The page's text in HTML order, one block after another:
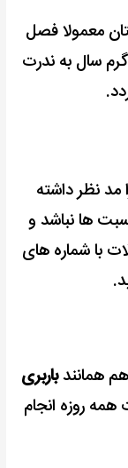
معمولا فصل
سال به ندرت
مد نظر داشته
ها نباشد و
با شماره های
هم همانندباربری
همه روزه انجام